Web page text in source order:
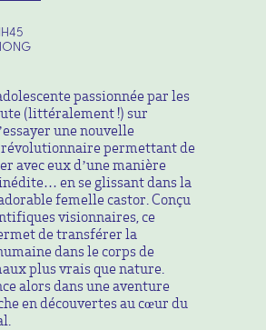
passionnée par les
(littéralement !) sur
une nouvelle
permettant de
avec eux d’une manière
en se glissant dans la
femelle castor. Conçu
visionnaires, ce
de transférer la
dans le corps de
plus vrais que nature.
alors dans une aventure
en découvertes au cœur du